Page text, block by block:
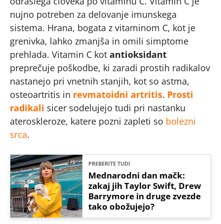
nujno potreben za delovanje imunskega
sistema. Hrana, bogata z vitaminom C, kot je
grenivka, lahko zmanjša in omili simptome
prehlada. Vitamin C kot antioksidant
preprečuje poškodbe, ki zaradi prostih radikalov
nastanejo pri vnetnih stanjih, kot so astma,
osteoartritis in revmatoidni artritis. Prosti
radikali sicer sodelujejo tudi pri nastanku
ateroskleroze, katere pozni zapleti so bolezni
srca.
PREBERITE TUDI
Mednarodni dan mačk:
zakaj jih Taylor Swift, Drew
Barrymore in druge zvezde
tako obožujejo?